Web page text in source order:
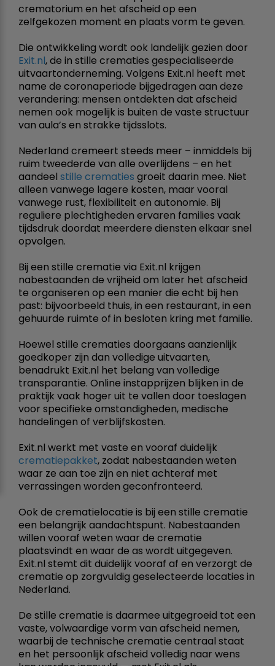
crematorium en het afscheid op een
zelfgekozen moment en plaats vorm te geven.
Die ontwikkeling wordt ook landelijk gezien door
Exit.nl, de in stille crematies gespecialiseerde
uitvaartonderneming. Volgens Exit.nl heeft met
name de coronaperiode bijgedragen aan deze
verandering: mensen ontdekten dat afscheid
nemen ook mogelijk is buiten de vaste structuur
van aula’s en strakke tijdsslots.
Nederland cremeer­t steeds meer – inmiddels bij
ruim tweederde van alle overlijdens – en het
aandeel stille crematies groeit daarin mee. Niet
alleen vanwege lagere kosten, maar vooral
vanwege rust, flexibiliteit en autonomie. Bij
reguliere plechtigheden ervaren families vaak
tijdsdruk doordat meerdere diensten elkaar snel
opvolgen.
Bij een stille crematie via Exit.nl krijgen
nabestaanden de vrijheid om later het afscheid
te organiseren op een manier die echt bij hen
past: bijvoorbeeld thuis, in een restaurant, in een
gehuurde ruimte of in besloten kring met familie.
Hoewel stille crematies doorgaans aanzienlijk
goedkoper zijn dan volledige uitvaarten,
benadrukt Exit.nl het belang van volledige
transparantie. Online instapprijzen blijken in de
praktijk vaak hoger uit te vallen door toeslagen
voor specifieke omstandigheden, medische
handelingen of verblijfskosten.
Exit.nl werkt met vaste en vooraf duidelijk
crematiepakket, zodat nabestaanden weten
waar ze aan toe zijn en niet achteraf met
verrassingen worden geconfronteerd.
Ook de crematie­locatie is bij een stille crematie
een belangrijk aandachtspunt. Nabestaanden
willen vooraf weten waar de crematie
plaatsvindt en waar de as wordt uitgegeven.
Exit.nl stemt dit duidelijk vooraf af en verzorgt de
crematie op zorgvuldig geselecteerde locaties in
Nederland.
De stille crematie is daarmee uitgegroeid tot een
vaste, volwaardige vorm van afscheid nemen,
waarbij de technische crematie centraal staat
en het persoonlijk afscheid volledig naar wens